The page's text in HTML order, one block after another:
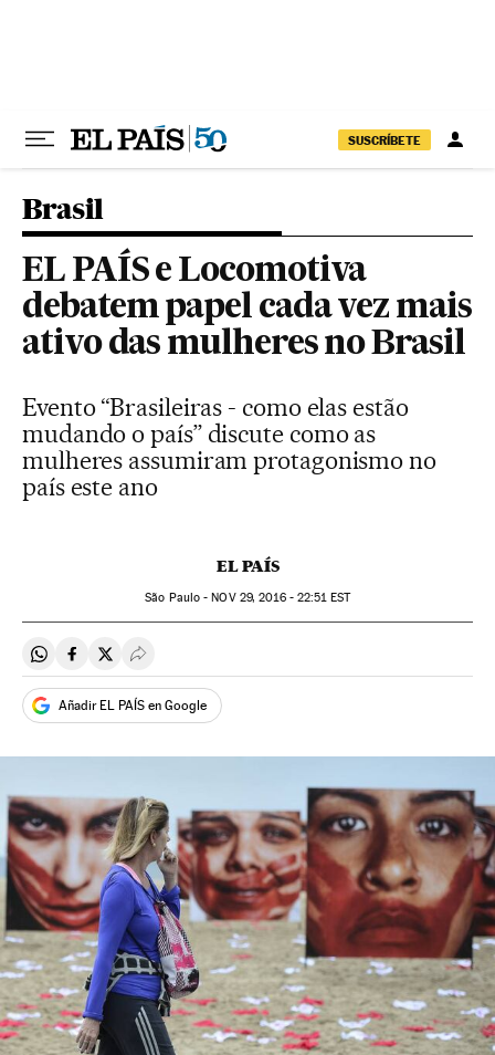
SUSCRÍBETE
Brasil
EL PAÍS e Locomotiva
debatem papel cada vez mais
ativo das mulheres no Brasil
Evento “Brasileiras - como elas estão
mudando o país” discute como as
mulheres assumiram protagonismo no
país este ano
EL PAÍS
São Paulo -NOV29, 2016 - 22:51EST
Compartir en Whatsapp
Compartir en Facebook
Compartir en Twitter
Desplegar Redes Sociales
Añadir EL PAÍS en Google